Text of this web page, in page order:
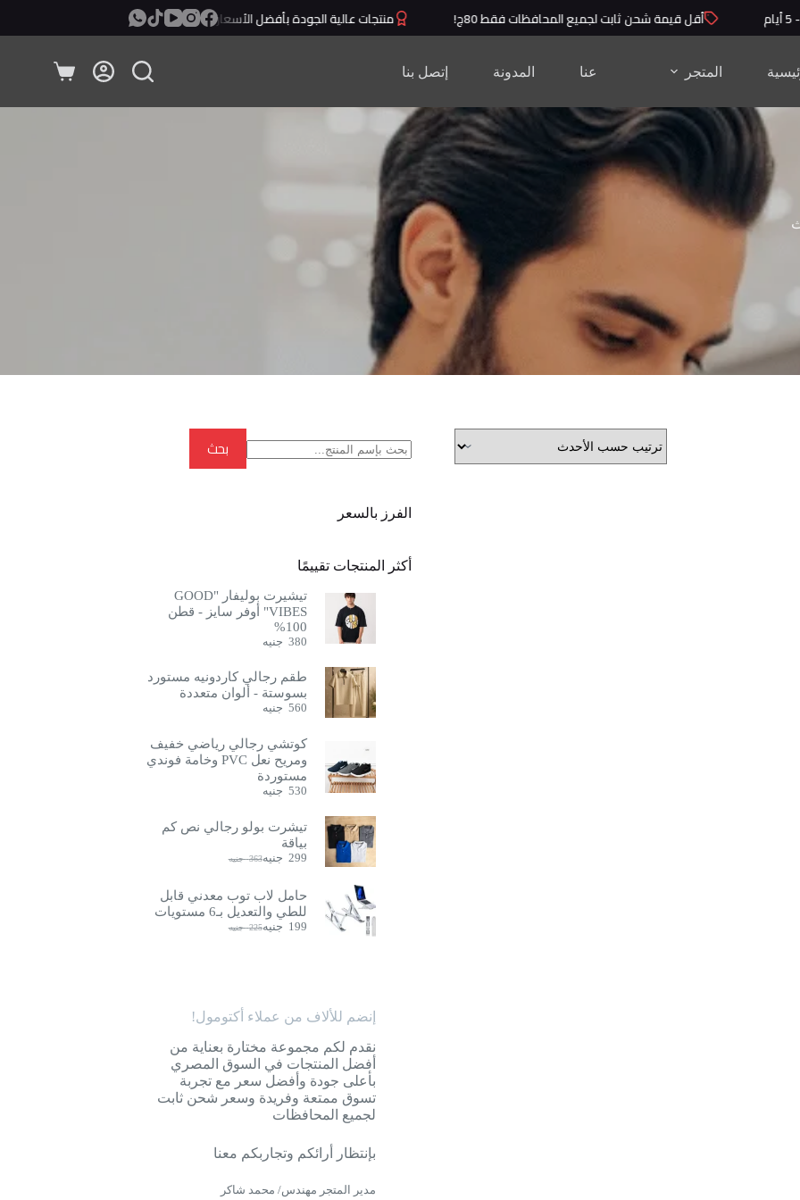
أقل قيمة شحن ثابت لجميع المحافظات فقط 80ج! منتجات عالية الجودة بأفضل الأسعار معاينة ودفع عند الإستلام!
المتجر عنا المدونة إتصل بنا
عربة
بحث
الفرز بالسعر
أكثر المنتجات تقييمًا
تيشيرت بوليفار "GOOD
VIBES" أوفر سايز - قطن
100%
380 جنيه
طقم رجالي كاردونيه مستورد
بسوستة - ألوان متعددة
560 جنيه
كوتشي رجالي رياضي خفيف
ومريح نعل PVC وخامة فوندي
مستوردة
530 جنيه
تيشرت بولو رجالي نص كم
بياقة
363 جنيهالسعر
هو:
جنيه.
299 جنيهالسعر
هو:
جنيه.
حامل لاب توب معدني قابل
للطي والتعديل بـ6 مستويات
225 جنيهالسعر
199 جنيهالسعر
إنضم للألاف من عملاء أكتومول!
نقدم لكم مجموعة مختارة بعناية من
أفضل المنتجات في السوق المصري
بأعلى جودة وأفضل سعر مع تجربة
تسوق ممتعة وفريدة وسعر شحن ثابت
لجميع المحافظات
بإنتظار أرائكم وتجاربكم معنا
مدير المتجر مهندس/ محمد شاكر